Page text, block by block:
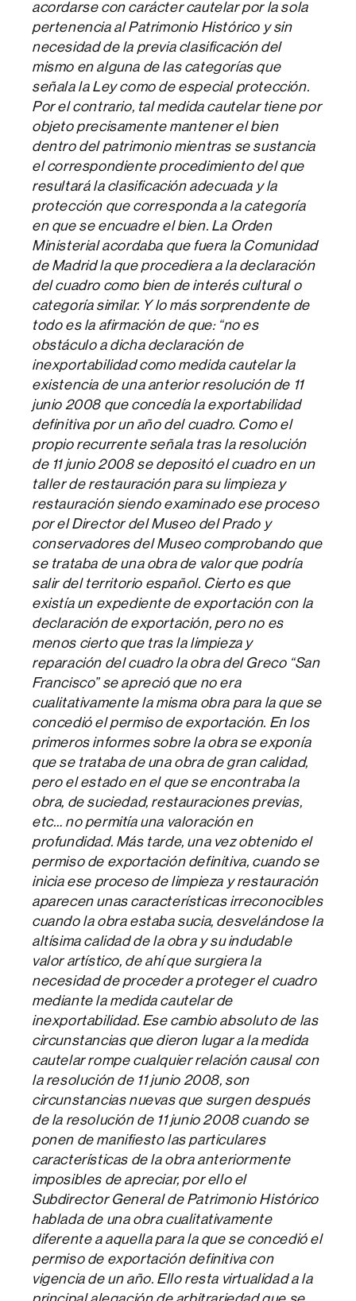
acordarse con carácter cautelar por la sola
pertenencia al Patrimonio Histórico y sin
necesidad de la previa clasificación del
mismo en alguna de las categorías que
señala la Ley como de especial protección.
Por el contrario, tal medida cautelar tiene por
objeto precisamente mantener el bien
dentro del patrimonio mientras se sustancia
el correspondiente procedimiento del que
resultará la clasificación adecuada y la
protección que corresponda a la categoría
en que se encuadre el bien. La Orden
Ministerial acordaba que fuera la Comunidad
de Madrid la que procediera a la declaración
del cuadro como bien de interés cultural o
categoría similar. Y lo más sorprendente de
todo es la afirmación de que: “no es
obstáculo a dicha declaración de
inexportabilidad como medida cautelar la
existencia de una anterior resolución de 11
junio 2008 que concedía la exportabilidad
definitiva por un año del cuadro. Como el
propio recurrente señala tras la resolución
de 11 junio 2008 se depositó el cuadro en un
taller de restauración para su limpieza y
restauración siendo examinado ese proceso
por el Director del Museo del Prado y
conservadores del Museo comprobando que
se trataba de una obra de valor que podría
salir del territorio español. Cierto es que
existía un expediente de exportación con la
declaración de exportación, pero no es
menos cierto que tras la limpieza y
reparación del cuadro la obra del Greco “San
Francisco” se apreció que no era
cualitativamente la misma obra para la que se
concedió el permiso de exportación. En los
primeros informes sobre la obra se exponía
que se trataba de una obra de gran calidad,
pero el estado en el que se encontraba la
obra, de suciedad, restauraciones previas,
etc… no permitía una valoración en
profundidad. Más tarde, una vez obtenido el
permiso de exportación definitiva, cuando se
inicia ese proceso de limpieza y restauración
aparecen unas características irreconocibles
cuando la obra estaba sucia, desvelándose la
altísima calidad de la obra y su indudable
valor artístico, de ahí que surgiera la
necesidad de proceder a proteger el cuadro
mediante la medida cautelar de
inexportabilidad. Ese cambio absoluto de las
circunstancias que dieron lugar a la medida
cautelar rompe cualquier relación causal con
la resolución de 11 junio 2008, son
circunstancias nuevas que surgen después
de la resolución de 11 junio 2008 cuando se
ponen de manifiesto las particulares
características de la obra anteriormente
imposibles de apreciar, por ello el
Subdirector General de Patrimonio Histórico
hablada de una obra cualitativamente
diferente a aquella para la que se concedió el
permiso de exportación definitiva con
vigencia de un año. Ello resta virtualidad a la